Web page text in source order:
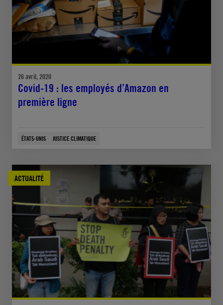
26 avril, 2020
Covid-19 : les employés d’Amazon en
première ligne
ÉTATS-UNIS JUSTICE CLIMATIQUE
ACTUALITÉ